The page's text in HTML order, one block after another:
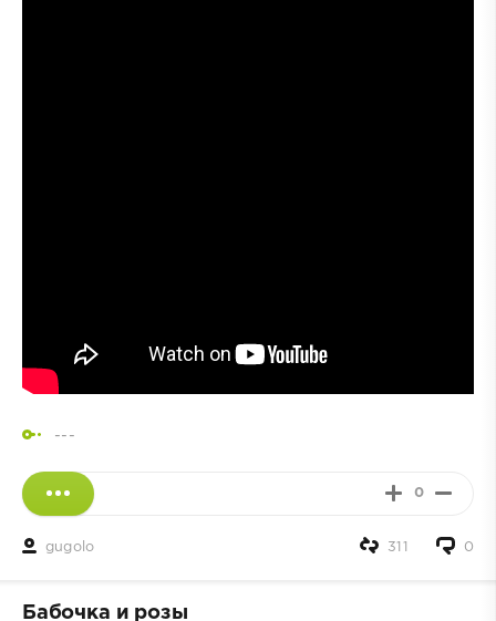
---
0
gugolo 0
311
Бабочка и розы